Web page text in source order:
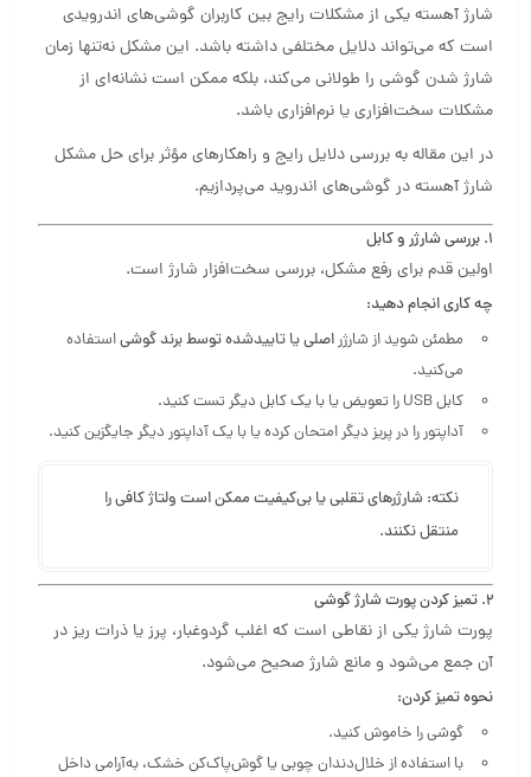
شارژ آهسته یکی از مشکلات رایج بین کاربران گوشی‌های اندرویدی
است که می‌تواند دلایل مختلفی داشته باشد. این مشکل نه‌تنها زمان
شارژ شدن گوشی را طولانی می‌کند، بلکه ممکن است نشانه‌ای از
مشکلات سخت‌افزاری یا نرم‌افزاری باشد.
در این مقاله به بررسی دلایل رایج و راهکارهای مؤثر برای حل مشکل
شارژ آهسته در گوشی‌های اندروید می‌پردازیم.
۱. بررسی شارژر و کابل
اولین قدم برای رفع مشکل، بررسی سخت‌افزار شارژ است.
چه کاری انجام دهید:
مطمئن شوید از شارژراصلی یا تاییدشده توسط برند گوشیاستفاده
می‌کنید.
کابل USB را تعویض یا با یک کابل دیگر تست کنید.
آداپتور را در پریز دیگر امتحان کرده یا با یک آداپتور دیگر جایگزین کنید.
نکته: شارژرهای تقلبی یا بی‌کیفیت ممکن است ولتاژ کافی را
منتقل نکنند.
۲. تمیز کردن پورت شارژ گوشی
پورت شارژ یکی از نقاطی است که اغلب گردوغبار، پرز یا ذرات ریز در
آن جمع می‌شود و مانع شارژ صحیح می‌شود.
نحوه تمیز کردن:
گوشی را خاموش کنید.
با استفاده از خلال‌دندان چوبی یا گوش‌پاک‌کن خشک، به‌آرامی داخل